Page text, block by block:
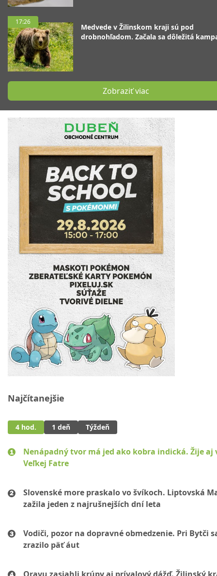
17:26
Medvede v Žilinskom kraji sú pod
drobnohľadom. Začala sa dôležitá
Zobraziť viac
Najčítanejšie
4 hod. 1 deň Týždeň
Nenápadný tvor má jed ako kobra indická. Žije aj
Veľkej Fatre
Slovenské more praskalo vo švíkoch. Liptovská
zažila jeden z najrušnejších dní leta
Vodiči, pozor na dopravné obmedzenie. Pri Bytči
zrazilo päť áut